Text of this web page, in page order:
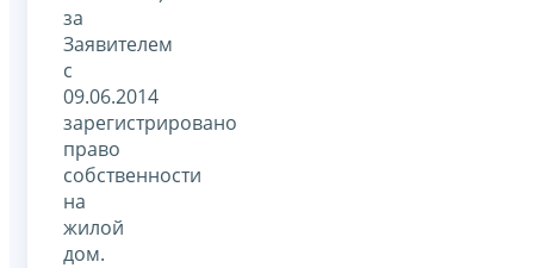
за
Заявителем
с
09.06.2014
зарегистрировано
право
собственности
на
жилой
дом.